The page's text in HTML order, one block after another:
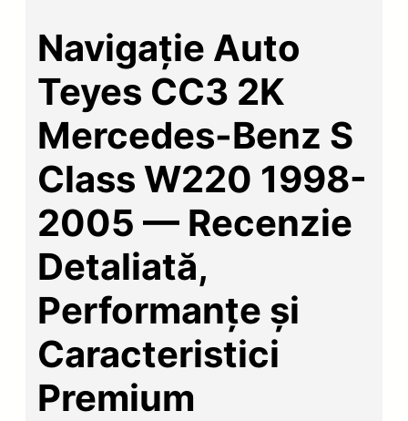
Navigație Auto
Teyes CC3 2K
Mercedes-Benz S
Class W220 1998-
2005 — Recenzie
Detaliată,
Performanțe și
Caracteristici
Premium